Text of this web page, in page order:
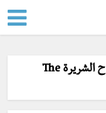
طارد الأرواح الشريرة The